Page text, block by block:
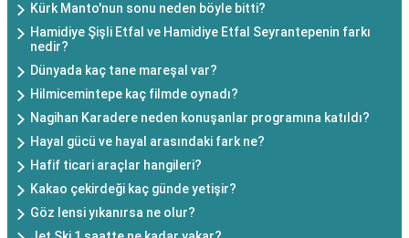
Kürk Manto'nun sonu neden böyle bitti?
Hamidiye Şişli Etfal ve Hamidiye Etfal Seyrantepenin farkı
nedir?
Dünyada kaç tane mareşal var?
Hilmicemintepe kaç filmde oynadı?
Nagihan Karadere neden konuşanlar programına katıldı?
Hayal gücü ve hayal arasındaki fark ne?
Hafif ticari araçlar hangileri?
Kakao çekirdeği kaç günde yetişir?
Göz lensi yıkanırsa ne olur?